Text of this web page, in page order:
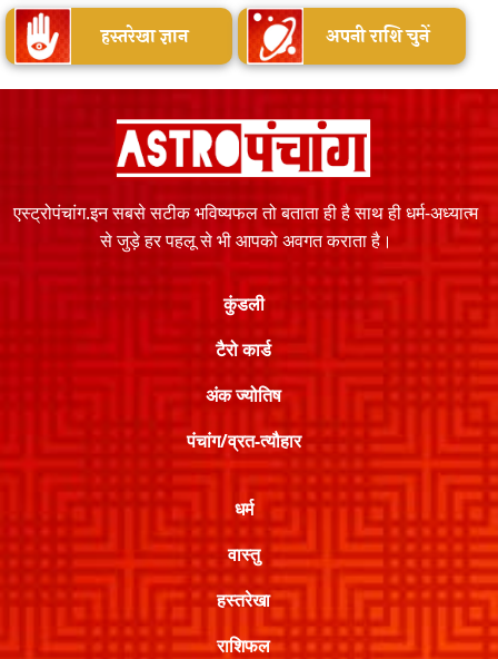
हस्तरेखा ज्ञान अपनी राशि चुनें
एस्ट्रोपंचांग.इन सबसे सटीक भविष्यफल तो बताता ही है साथ ही धर्म-अध्यात्म
से जुड़े हर पहलू से भी आपको अवगत कराता है।
कुंडली
टैरो कार्ड
अंक ज्योतिष
पंचांग/व्रत-त्यौहार
धर्म
वास्तु
हस्तरेखा
राशिफल